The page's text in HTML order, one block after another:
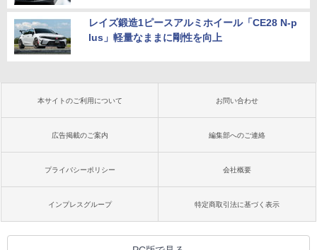
レイズ鍛造1ピースアルミホイール「CE28 N-p
lus」軽量なままに剛性を向上
本サイトのご利用について お問い合わせ
広告掲載のご案内 編集部へのご連絡
プライバシーポリシー 会社概要
インプレスグループ 特定商取引法に基づく表示